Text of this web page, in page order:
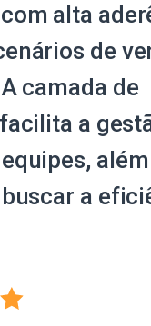
alta
de
camada de
a
a